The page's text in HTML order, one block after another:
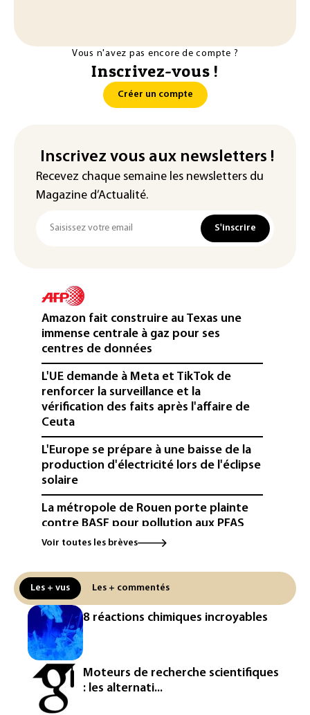
Vous n'avez pas encore de compte ?
Inscrivez-vous !
Créer un compte
Inscrivez vous aux newsletters !
Recevez chaque semaine les newsletters du
Magazine d’Actualité.
S'inscrire
Amazon fait construire au Texas une
immense centrale à gaz pour ses
centres de données
L'UE demande à Meta et TikTok de
renforcer la surveillance et la
vérification des faits après l'affaire de
Ceuta
L'Europe se prépare à une baisse de la
production d'électricité lors de l'éclipse
solaire
La métropole de Rouen porte plainte
contre BASF pour pollution aux PFAS
Canicule: à l'arrêt depuis fin juillet, la
réseau
Véhicules de livraison autonomes: la
France ouvre la voie à leur
homologation
Iris³: Eutelsat investira 3,4 milliards
d'euros dans la future constellation
européenne
Voir toutes les brèves
Les + vus Les + commentés
8 réactions chimiques incroyables
Moteurs de recherche scientifiques
: les alternati...